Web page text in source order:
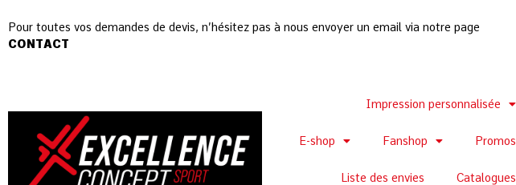
Pour toutes vos demandes de devis, n’hésitez pas à nous envoyer un email via notre page
CONTACT
Impression personnalisée
E-shop Fanshop Promos
Liste des envies Catalogues